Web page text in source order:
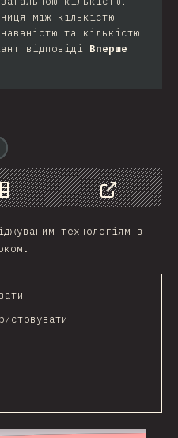
між кількістю
та кількістю
відповіді Вперше
Data
Share
технологіям в
2020 2021